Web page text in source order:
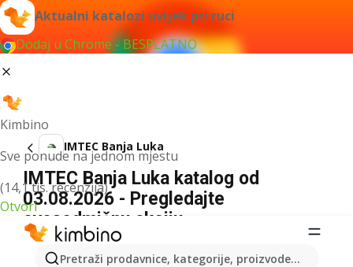
Aktualni katalozi uvijek pri ruci
Dodaj u Chrome - BESPLATNO
Kimbino
Sve ponude na jednom mjestu
(14,1 tis. recenzija)
Otvori
Pretraži prodavnice, kategorije, proizvode...
IMTEC Banja Luka
IMTEC Banja Luka katalog od
03.08.2026 - Pregledajte
ovosedmičnu akciju